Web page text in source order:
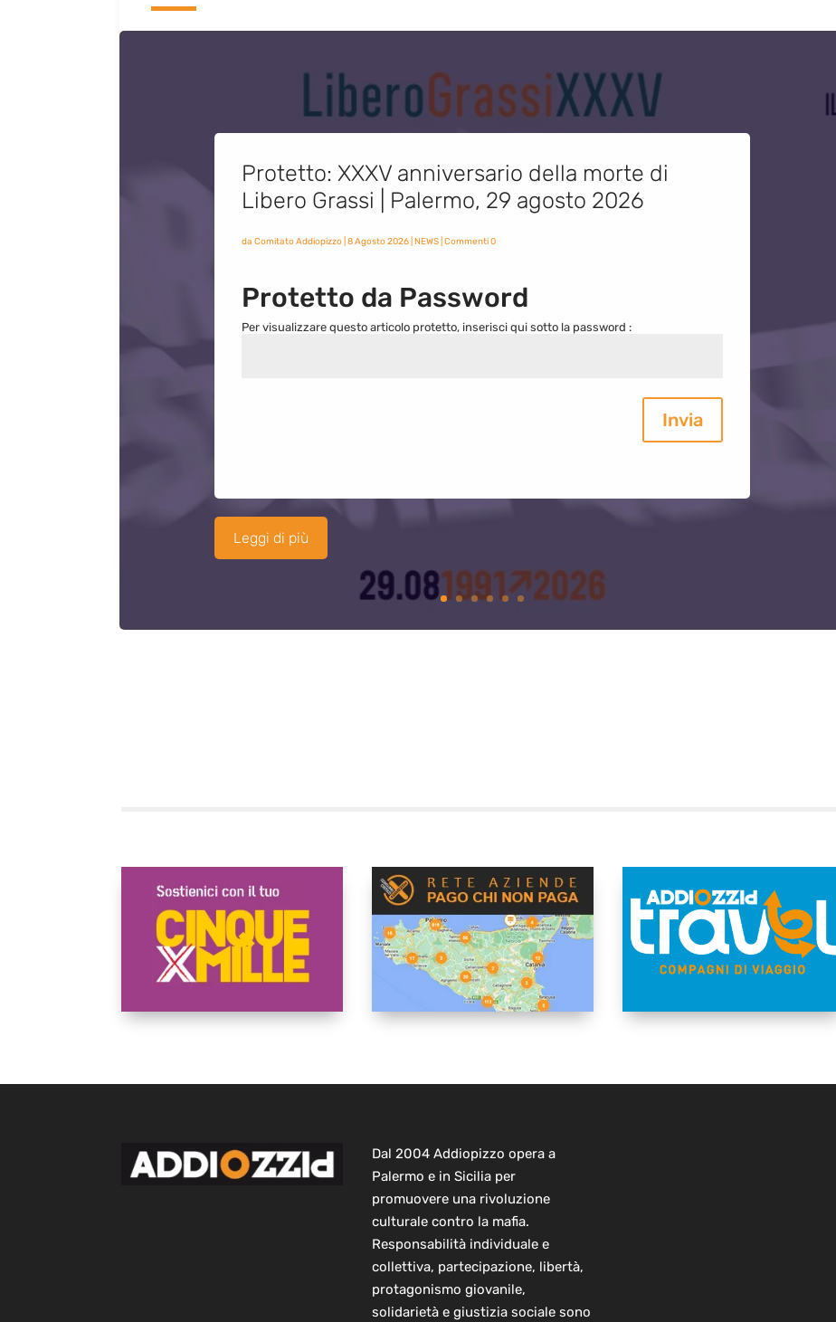
Protetto: XXXV anniversario della morte di
Libero Grassi | Palermo, 29 agosto 2026
da Comitato Addiopizzo| 8 Agosto 2026| NEWS| Commenti 0
Protetto da Password
Per visualizzare questo articolo protetto, inserisci qui sotto la password :
Invia
Leggi di più
Dal 2004 Addiopizzo opera a
Palermo e in Sicilia per
promuovere una rivoluzione
culturale contro la mafia.
Responsabilità individuale e
collettiva, partecipazione, libertà,
protagonismo giovanile,
solidarietà e giustizia sociale sono